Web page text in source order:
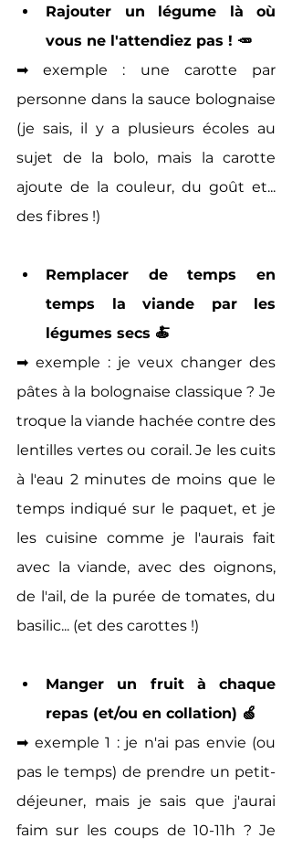
Rajouter un légume là où
vous ne l'attendiez pas ! 🥕
➡ exemple : une carotte par
personne dans la sauce bolognaise
(je sais, il y a plusieurs écoles au
sujet de la bolo, mais la carotte
ajoute de la couleur, du goût et...
des fibres !)
Remplacer de temps en
temps la viande par les
légumes secs 🍝
➡ exemple : je veux changer des
pâtes à la bolognaise classique ? Je
troque la viande hachée contre des
lentilles vertes ou corail. Je les cuits
à l'eau 2 minutes de moins que le
temps indiqué sur le paquet, et je
les cuisine comme je l'aurais fait
avec la viande, avec des oignons,
de l'ail, de la purée de tomates, du
basilic... (et des carottes !)
Manger un fruit à chaque
repas (et/ou en collation) 🍏
➡ exemple 1 : je n'ai pas envie (ou
pas le temps) de prendre un petit-
déjeuner, mais je sais que j'aurai
faim sur les coups de 10-11h ? Je